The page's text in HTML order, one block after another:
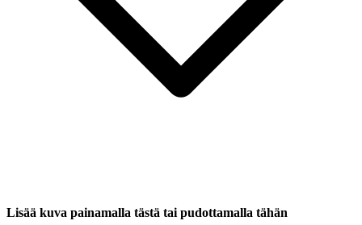
Lisää kuva painamalla tästä tai pudottamalla tähän